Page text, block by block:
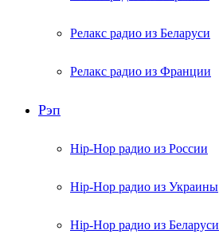
Релакс радио из Беларуси
Релакс радио из Франции
Рэп
Hip-Hop радио из России
Hip-Hop радио из Украины
Hip-Hop радио из Беларуси